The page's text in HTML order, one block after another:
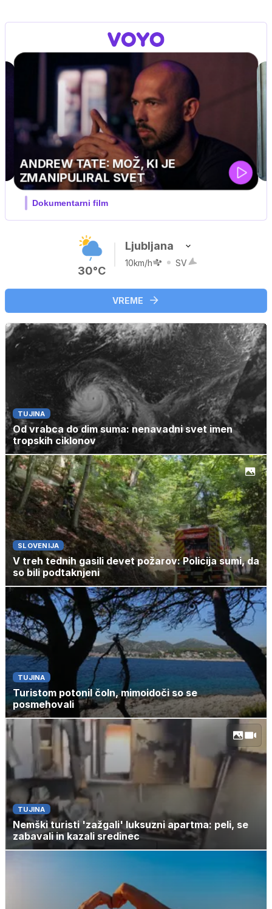
MOJ PRIJATELJ PINGVIN
Film meseca / družinski, pustolovski
30°C
Ljubljana
10km/h SV
VREME
TUJINA
Od vrabca do dim suma: nenavadni svet imen
tropskih ciklonov
SLOVENIJA
V treh tednih gasili devet požarov: Policija sumi, da
so bili podtaknjeni
TUJINA
Turistom potonil čoln, mimoidoči so se
posmehovali
TUJINA
Nemški turisti 'zažgali' luksuzni apartma: peli, se
zabavali in kazali sredinec